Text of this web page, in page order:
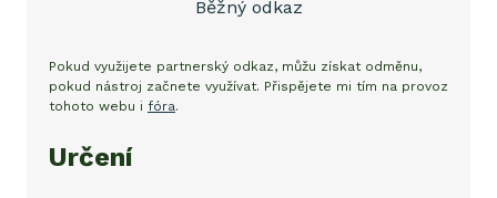
Běžný odkaz
Pokud využijete partnerský odkaz, můžu získat odměnu,
pokud nástroj začnete využívat. Přispějete mi tím na provoz
tohoto webu i fóra.
Určení